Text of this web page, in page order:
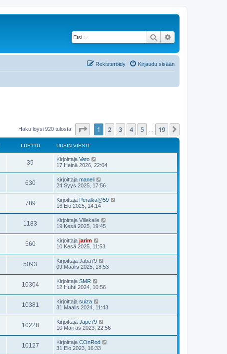
Etsi
Kirjaudu sisään
Rekisteröidy
Haku löysi 920 tulosta Sivu 19
1 2 3 4 5 19
LUETTU UUSIN VIESTI
35 Kirjoittaja Veto
17 Heinä 2026, 22:04
630 Kirjoittaja maneli
24 Syys 2025, 17:56
789 Kirjoittaja Peralka@59
16 Elo 2025, 14:14
1183 Kirjoittaja Villekalle
19 Kesä 2025, 19:45
560 Kirjoittaja jarim
10 Kesä 2025, 11:53
5093 Kirjoittaja Jaba79
09 Maalis 2025, 18:53
10304 Kirjoittaja SMR
12 Huhti 2024, 10:56
10381 Kirjoittaja suiza
31 Maalis 2024, 11:43
10228 Kirjoittaja Jape79
10 Marras 2023, 22:56
10127 Kirjoittaja COnRod
31 Elo 2023, 16:33